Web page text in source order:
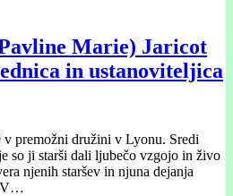
Marie) Jaricot
in ustanoviteljica
v premožni družini v Lyonu. Sredi
so ji starši dali ljubečo vzgojo in živo
njenih staršev in njuna dejanja
V…